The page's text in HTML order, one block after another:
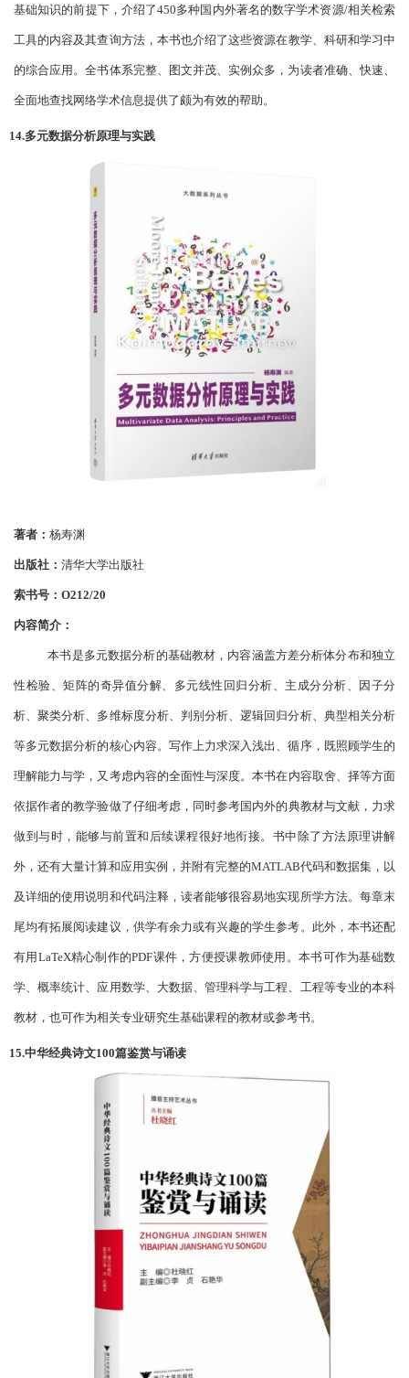
基础知识的前提下 ， 介绍了450多种国内外著名的数字学术资源/相关检索
工具的内容及其查询方法， 本书也介绍了这些资源在教学、科研和学习中
的综合应用。全书体系完整、图文并茂、实例众多，为读者准确、快速、
全面地查找网络学术信息提供了颇为有效的帮助。
14.多元数据分析原理与实践
著者： 杨寿渊
出版社： 清华大学出版社
索书号： O212/20
内容简介：
本书是多元数据分析的基础教材，内容涵盖方差分析体分布和独立
性检验、 矩阵的奇异值分解、 多元线性回归分析、主成分分析、 因子分
析、聚类分析、多维标度分析、判别分析、逻辑回归分析、典型相关分析
等多元数据分析的核心内容。写作上力求深入浅出、循序，既照顾学生的
理解能力与学 ， 又考虑内容的全面性与深度。本书在内容取舍、择等方面
依据作者的教学验做了仔细考虑， 同时参考国内外的典教材与文献， 力求
做到与时，能够与前置和后续课程很好地衔接。 书中除了方法原理讲解
外，还有大量计算和应用实例 ， 并附有完整的MATLAB代码和数据集，以
及详细的使用说明和代码注释，读者能够很容易地实现所学方法。每章末
尾均有拓展阅读建议，供学有余力或有兴趣的学生参考。此外，本书还配
有用LaTeX精心制作的PDF课件 ，方便授课教师使用 。本书可作为基础数
学、概率统计、应用数学、大数据、管理科学与工程、工程等专业的本科
教材，也可作为相关专业研究生基础课程的教材或参考书。
15.中华经典诗文100篇鉴赏与诵读